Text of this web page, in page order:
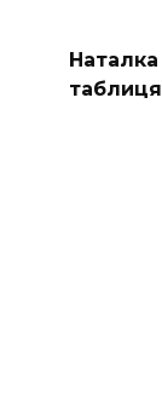
таблиця